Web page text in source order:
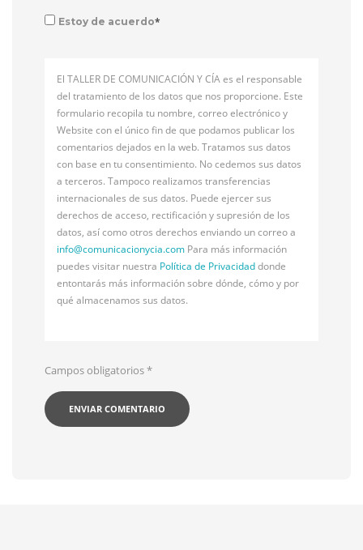
Estoy de acuerdo*
El TALLER DE COMUNICACIÓN Y CÍA es el responsable
del tratamiento de los datos que nos proporcione. Este
formulario recopila tu nombre, correo electrónico y
Website con el único fin de que podamos publicar los
comentarios dejados en la web. Tratamos sus datos
con base en tu consentimiento. No cedemos sus datos
a terceros. Tampoco realizamos transferencias
internacionales de sus datos. Puede ejercer sus
derechos de acceso, rectificación y supresión de los
datos, así como otros derechos enviando un correo a
info@comunicacionycia.com Para más información
puedes visitar nuestra Política de Privacidaddonde
entontarás más información sobre dónde, cómo y por
qué almacenamos sus datos.
Campos obligatorios*